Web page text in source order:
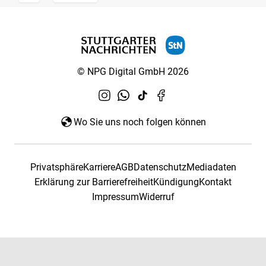
© NPG Digital GmbH 2026
Wo Sie uns noch folgen können
PrivatsphäreKarriereAGBDatenschutzMediadaten
Erklärung zur BarrierefreiheitKündigungKontakt
ImpressumWiderruf